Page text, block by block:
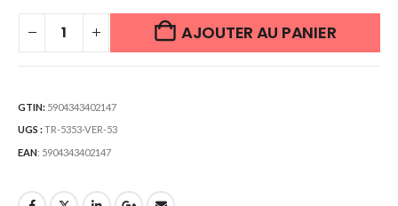
AJOUTER AU PANIER
GTIN: 5904343402147
UGS :TR-5353-VER-53
EAN: 5904343402147